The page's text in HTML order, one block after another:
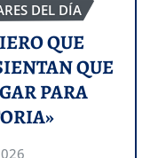
DEL DÍA
QUE
QUE
PARA